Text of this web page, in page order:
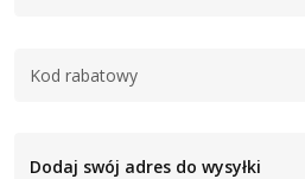
Dodaj swój adres do wysyłki